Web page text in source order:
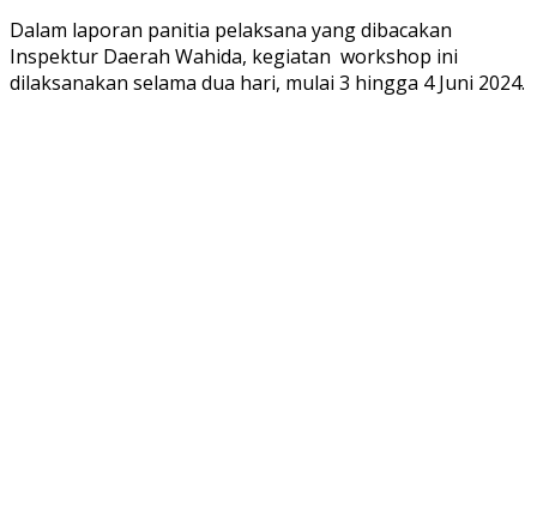
Dalam laporan panitia pelaksana yang dibacakan
Inspektur Daerah Wahida, kegiatan workshop ini
dilaksanakan selama dua hari, mulai 3 hingga 4 Juni 2024.